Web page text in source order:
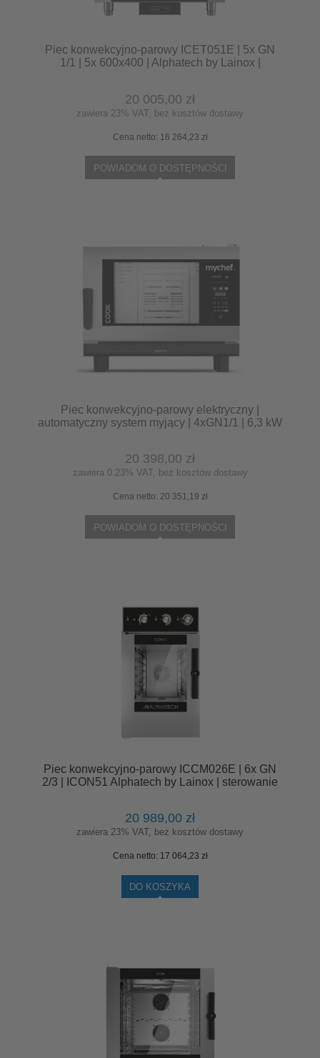
Piec konwekcyjno-parowy ICET051E | 5x GN
1/1 | 5x 600x400 | Alphatech by Lainox |
20 005,00 zł
zawiera 23% VAT, bez kosztów dostawy
Cena netto: 16 264,23 zł
POWIADOM O DOSTĘPNOŚCI
Piec konwekcyjno-parowy elektryczny |
automatyczny system myjący | 4xGN1/1 | 6,3 kW
20 398,00 zł
zawiera 0.23% VAT, bez kosztów dostawy
Cena netto: 20 351,19 zł
POWIADOM O DOSTĘPNOŚCI
Piec konwekcyjno-parowy ICCM026E | 6x GN
2/3 | ICON51 Alphatech by Lainox | sterowanie
20 989,00 zł
zawiera 23% VAT, bez kosztów dostawy
Cena netto: 17 064,23 zł
DO KOSZYKA